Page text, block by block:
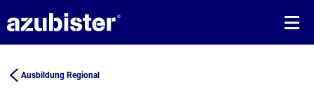
Ausbildung Regional